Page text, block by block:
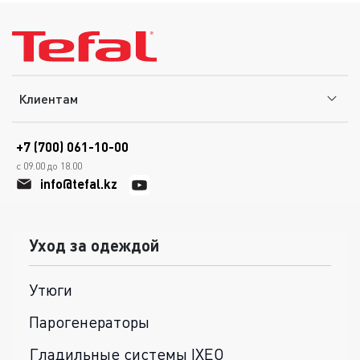
Клиентам
+7 (700) 061-10-00
с 09.00 до 18.00
info@tefal.kz
Уход за одеждой
Утюги
Парогенераторы
Гладильные системы IXEO